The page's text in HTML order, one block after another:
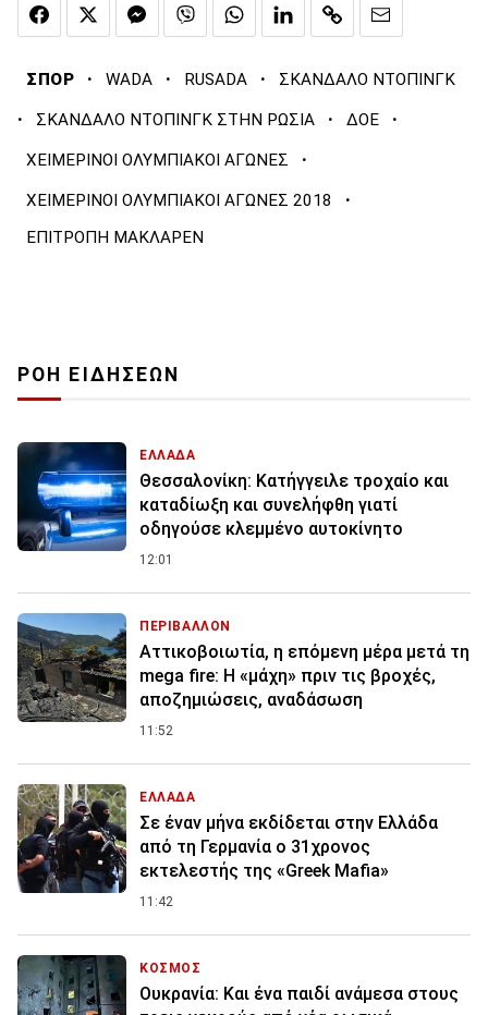
ΣΠΟΡ · WADA · RUSADA · ΣΚΑΝΔΑΛΟ ΝΤΟΠΙΝΓΚ
· ΣΚΑΝΔΑΛΟ ΝΤΟΠΙΝΓΚ ΣΤΗΝ ΡΩΣΙΑ · ΔΟΕ ·
ΧΕΙΜΕΡΙΝΟΙ ΟΛΥΜΠΙΑΚΟΙ ΑΓΩΝΕΣ ·
ΧΕΙΜΕΡΙΝΟΙ ΟΛΥΜΠΙΑΚΟΙ ΑΓΩΝΕΣ 2018 ·
ΕΠΙΤΡΟΠΗ ΜΑΚΛΑΡΕΝ
ΡΟΗ ΕΙΔΗΣΕΩΝ
ΕΛΛΑΔΑ
Θεσσαλονίκη: Κατήγγειλε τροχαίο και
καταδίωξη και συνελήφθη γιατί
οδηγούσε κλεμμένο αυτοκίνητο
12:01
ΠΕΡΙΒΑΛΛΟΝ
Αττικοβοιωτία, η επόμενη μέρα μετά τη
mega fire: Η «μάχη» πριν τις βροχές,
αποζημιώσεις, αναδάσωση
11:52
ΕΛΛΑΔΑ
Σε έναν μήνα εκδίδεται στην Ελλάδα
από τη Γερμανία ο 31χρονος
εκτελεστής της «Greek Mafia»
11:42
ΚΟΣΜΟΣ
Ουκρανία: Και ένα παιδί ανάμεσα στους